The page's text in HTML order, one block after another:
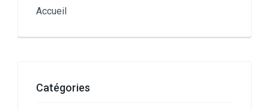
Accueil
Catégories